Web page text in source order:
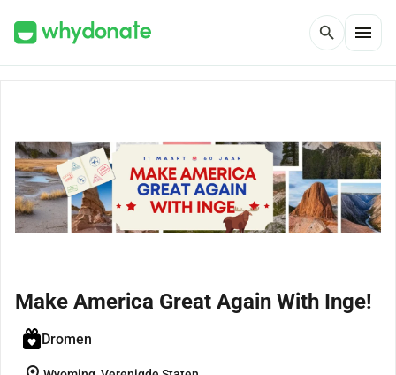
search menu
Make America Great Again With Inge!
Dromen